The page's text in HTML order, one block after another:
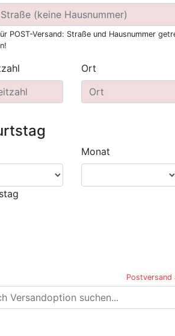
POST-Versand: Straße und Hausnummer
Ort
Monat
Postversand